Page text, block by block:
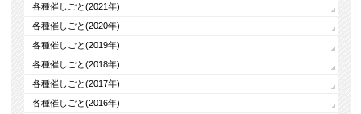
各種催しごと(2021年)
各種催しごと(2020年)
各種催しごと(2019年)
各種催しごと(2018年)
各種催しごと(2017年)
各種催しごと(2016年)